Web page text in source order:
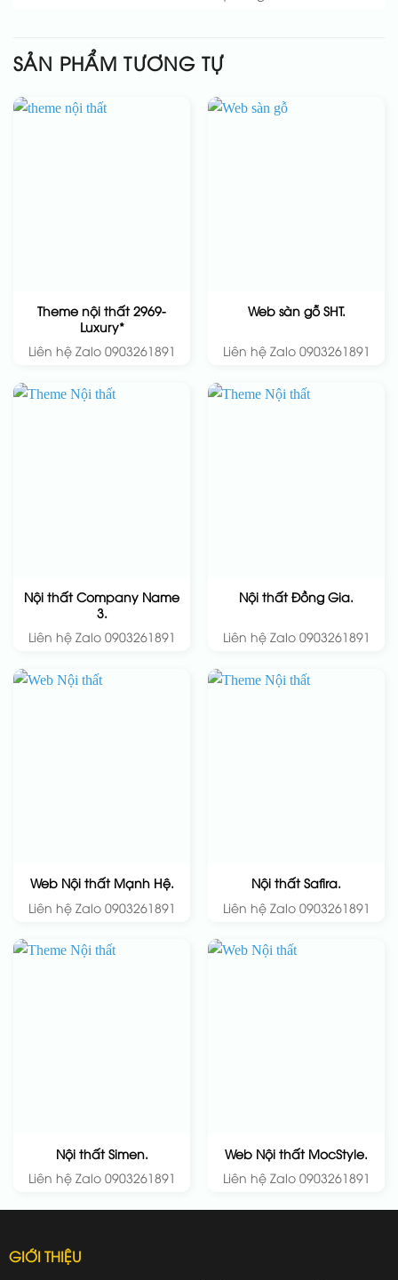
SẢN PHẨM TƯƠNG TỰ
Theme nội thất 2969-
Luxury*
Liên hệ Zalo 0903261891
Web sàn gỗ SHT.
Liên hệ Zalo 0903261891
Nội thất Company Name
3.
Liên hệ Zalo 0903261891
Nội thất Đồng Gia.
Liên hệ Zalo 0903261891
Web Nội thất Mạnh Hệ.
Liên hệ Zalo 0903261891
Nội thất Safira.
Liên hệ Zalo 0903261891
Nội thất Simen.
Liên hệ Zalo 0903261891
Web Nội thất MocStyle.
Liên hệ Zalo 0903261891
GIỚI THIỆU